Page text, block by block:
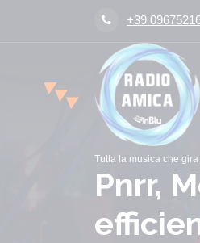
+39
Tutta la musica che gira
Pnrr,